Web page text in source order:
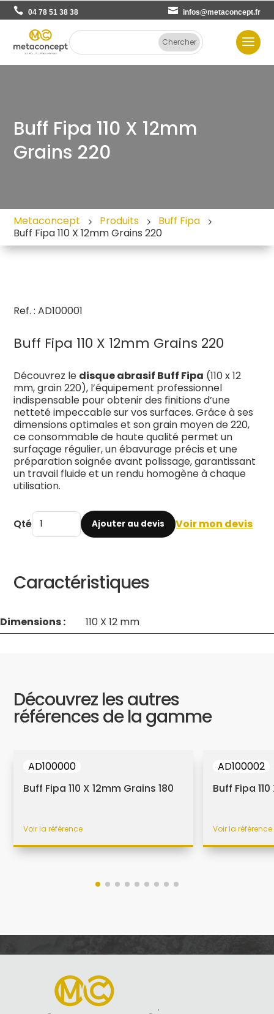
04 78 51 38 38 infos@metaconcept.fr
Buff Fipa 110 X 12mm
Grains 220
Metaconcept Produits
Buff Fipa
Buff Fipa 110 X 12mm Grains 220
Ref. : AD100001
Buff Fipa 110 X 12mm Grains 220
Découvrez le disque abrasif Buff Fipa (110 x 12
mm, grain 220), l’équipement professionnel
indispensable pour obtenir des finitions d’une
netteté impeccable sur vos surfaces. Grâce à ses
dimensions optimales et son grain moyen de 220,
ce consommable de haute qualité permet un
surfaçage régulier, un ébavurage précis et une
préparation soignée avant polissage, garantissant
un travail fluide et un rendu homogène à chaque
utilisation.
Qté Ajouter au devis Voir mon devis
Caractéristiques
Dimensions : 110 X 12 mm
Découvrez les autres
références de la gamme
AD100000
Buff Fipa 110 X 12mm Grains 180
Voir la référence
AD100002
Buff Fipa
Voir la référence